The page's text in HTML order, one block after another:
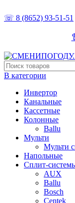
☏ 8 (8652) 93-51-51
В категории
Инвертор
Канальные
Кассетные
Колонные
Ballu
Мульти
Мульти
Напольные
Сплит-
AUX
Ballu
Bosch
Centek